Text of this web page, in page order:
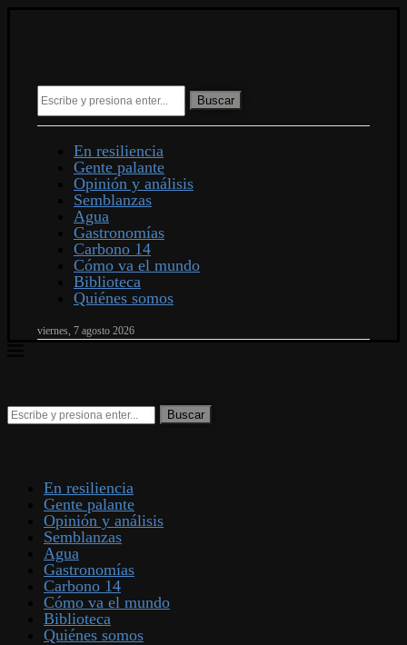
Buscar
En resiliencia
Gente palante
Opinión y análisis
Semblanzas
Agua
Gastronomías
Carbono 14
Cómo va el mundo
Biblioteca
Quiénes somos
viernes, 7 agosto 2026
En resiliencia
Gente palante
Opinión y análisis
Semblanzas
Agua
Gastronomías
Carbono 14
Cómo va el mundo
Biblioteca
Quiénes somos